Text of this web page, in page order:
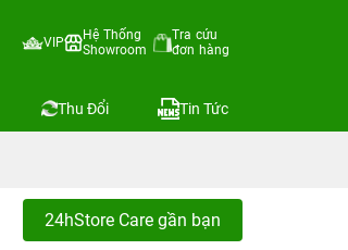
VIP
Hệ Thống
Showroom
Tra cứu
đơn hàng
Thu Đổi Tin Tức
24hStore Care gần bạn